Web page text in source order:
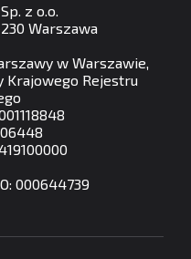
z o.o.
Warszawa
w Warszawie,
Krajowego Rejestru
000644739